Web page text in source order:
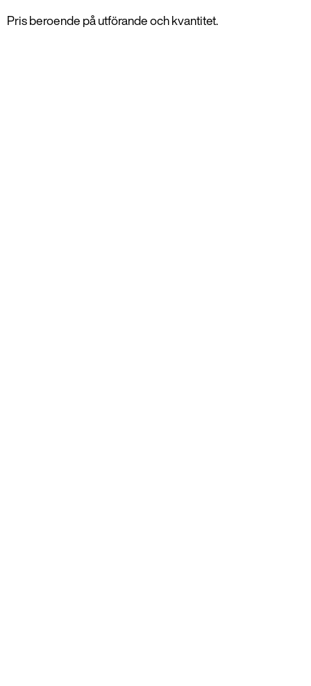
Pris beroende på utförande och kvantitet.